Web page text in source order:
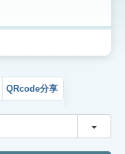
QRcode分享
切換